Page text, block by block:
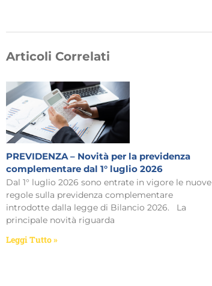
Articoli Correlati
PREVIDENZA – Novità per la previdenza
complementare dal 1° luglio 2026
Dal 1° luglio 2026 sono entrate in vigore le nuove
regole sulla previdenza complementare
introdotte dalla legge di Bilancio 2026. La
principale novità riguarda
Leggi Tutto »